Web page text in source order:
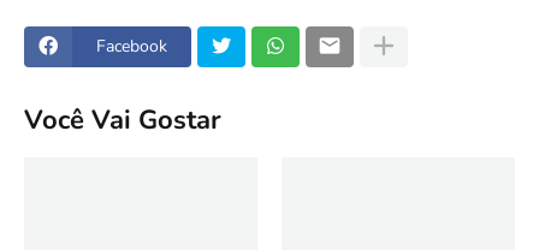
Facebook
Você Vai Gostar